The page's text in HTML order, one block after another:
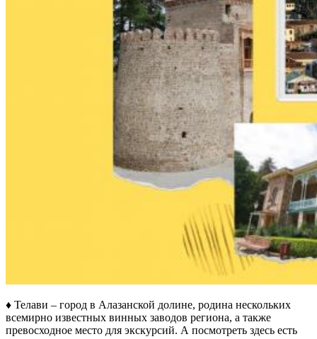
♦ Телави – город в Алазанской долине, родина нескольких
всемирно известных винных заводов региона, а также
превосходное место для экскурсий. А посмотреть здесь есть